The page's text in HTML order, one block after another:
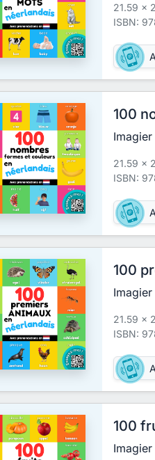
21.59 x
ISBN:
100
21.59 x
ISBN:
100
21.59 x
ISBN:
100